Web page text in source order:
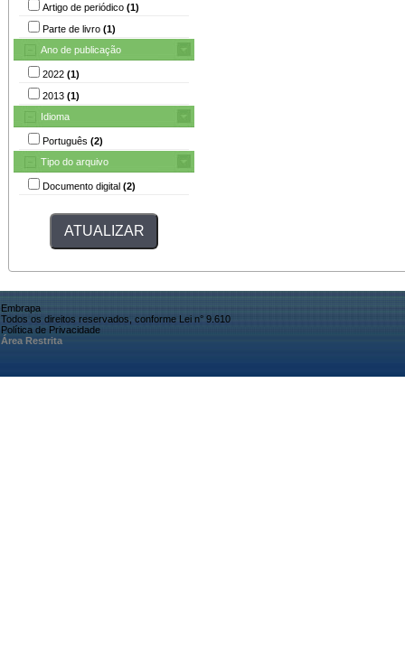
Artigo de periódico (1)
Parte de livro (1)
Ano de publicação
2022 (1)
2013 (1)
Idioma
Português (2)
Tipo do arquivo
Documento digital (2)
Embrapa
Todos os direitos reservados, conforme Lei n° 9.610
Política de Privacidade
Área Restrita